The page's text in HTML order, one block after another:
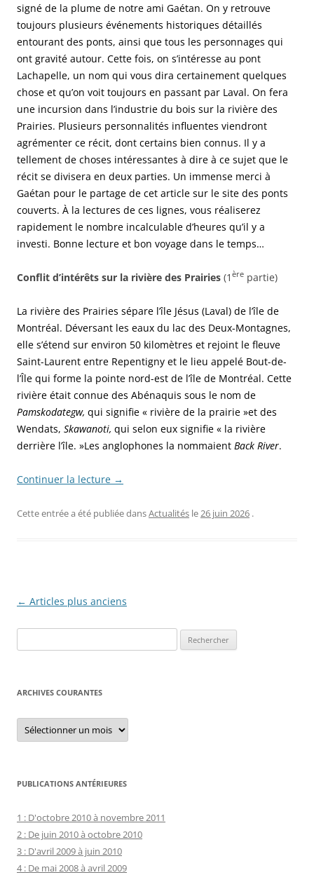
signé de la plume de notre ami Gaétan. On y retrouve
toujours plusieurs événements historiques détaillés
entourant des ponts, ainsi que tous les personnages qui
ont gravité autour. Cette fois, on s’intéresse au pont
Lachapelle, un nom qui vous dira certainement quelques
chose et qu’on voit toujours en passant par Laval. On fera
une incursion dans l’industrie du bois sur la rivière des
Prairies. Plusieurs personnalités influentes viendront
agrémenter ce récit, dont certains bien connus. Il y a
tellement de choses intéressantes à dire à ce sujet que le
récit se divisera en deux parties. Un immense merci à
Gaétan pour le partage de cet article sur le site des ponts
couverts. À la lectures de ces lignes, vous réaliserez
rapidement le nombre incalculable d’heures qu’il y a
investi. Bonne lecture et bon voyage dans le temps…
Conflit d’intérêts sur la rivière des Prairies (1 ère partie)
La rivière des Prairies sépare l’île Jésus (Laval) de l’île de
Montréal. Déversant les eaux du lac des Deux-Montagnes,
elle s’étend sur environ 50 kilomètres et rejoint le fleuve
Saint-Laurent entre Repentigny et le lieu appelé Bout-de-
l’Île qui forme la pointe nord-est de l’île de Montréal. Cette
rivière était connue des Abénaquis sous le nom de
Pamskodategw, qui signifie « rivière de la prairie »et des
Wendats, Skawanoti, qui selon eux signifie « la rivière
derrière l’île. »Les anglophones la nommaient Back River.
Continuer la lecture →
Cette entrée a été publiée dansActualités le26 juin 2026 .
N
a
t
i
e
s
a
r
← Articles plus anciens
ARCHIVES COURANTES
Archives
courantes
PUBLICATIONS ANTÉRIEURES
1 : D'octobre 2010 à novembre 2011
2 : De juin 2010 à octobre 2010
3 : D'avril 2009 à juin 2010
4 : De mai 2008 à avril 2009